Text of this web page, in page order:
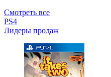
Смотреть все
PS4
Лидеры продаж